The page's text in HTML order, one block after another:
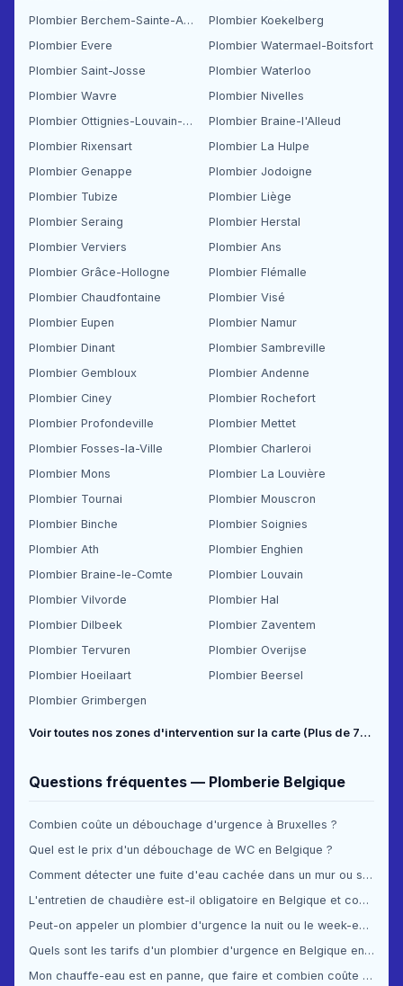
Plombier Berchem-Sainte-Agathe
Plombier Koekelberg
Plombier Evere
Plombier Watermael-Boitsfort
Plombier Saint-Josse
Plombier Waterloo
Plombier Wavre
Plombier Nivelles
Plombier Ottignies-Louvain-la-Neuve
Plombier Braine-l'Alleud
Plombier Rixensart
Plombier La Hulpe
Plombier Genappe
Plombier Jodoigne
Plombier Tubize
Plombier Liège
Plombier Seraing
Plombier Herstal
Plombier Verviers
Plombier Ans
Plombier Grâce-Hollogne
Plombier Flémalle
Plombier Chaudfontaine
Plombier Visé
Plombier Eupen
Plombier Namur
Plombier Dinant
Plombier Sambreville
Plombier Gembloux
Plombier Andenne
Plombier Ciney
Plombier Rochefort
Plombier Profondeville
Plombier Mettet
Plombier Fosses-la-Ville
Plombier Charleroi
Plombier Mons
Plombier La Louvière
Plombier Tournai
Plombier Mouscron
Plombier Binche
Plombier Soignies
Plombier Ath
Plombier Enghien
Plombier Braine-le-Comte
Plombier Louvain
Plombier Vilvorde
Plombier Hal
Plombier Dilbeek
Plombier Zaventem
Plombier Tervuren
Plombier Overijse
Plombier Hoeilaart
Plombier Beersel
Plombier Grimbergen
Voir toutes nos zones d'intervention sur la carte (Plus de 70 communes couvertes) →
Questions fréquentes — Plomberie Belgique
Combien coûte un débouchage d'urgence à Bruxelles ?
Quel est le prix d'un débouchage de WC en Belgique ?
Comment détecter une fuite d'eau cachée dans un mur ou sous le sol ?
L'entretien de chaudière est-il obligatoire en Belgique et combien ça coûte ?
Peut-on appeler un plombier d'urgence la nuit ou le week-end en Belgique ?
Quels sont les tarifs d'un plombier d'urgence en Belgique en 2025 ?
Mon chauffe-eau est en panne, que faire et combien coûte la réparation ?